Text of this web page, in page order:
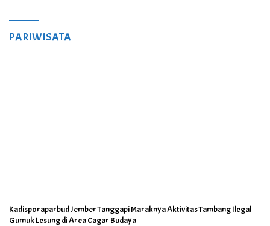
PARIWISATA
Kadisporaparbud Jember Tanggapi Maraknya Aktivitas Tambang Ilegal
Gumuk Lesung di Area Cagar Budaya